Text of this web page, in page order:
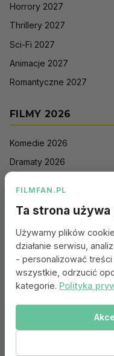
Horrory 2027
Thrillery 2027
Sci-Fi 2027
Animacje 2027
Romantyczne 2027
FILMY 2026
Komedie 2026
Dramaty 2026
Sci-Fi 2026
Animacje 2026
Romantyczne 2026
Portal:
© 2010–2026
FILMFAN.PL
Ta strona
Używamy plików
działanie serwisu,
- personalizować
wszystkie, odrzucić
kategorie. Polityka